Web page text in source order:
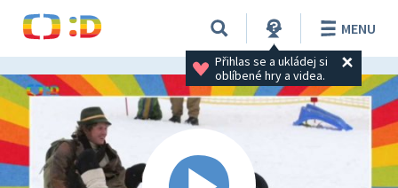
Přihlas se a ukládej si
oblíbené hry a videa.
MENU